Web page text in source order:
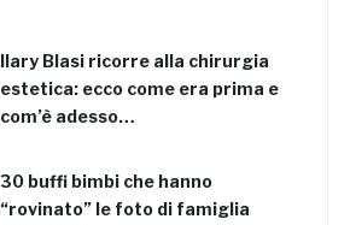
Ilary Blasi ricorre alla chirurgia
estetica: ecco come era prima e
com’è adesso…
30 buffi bimbi che hanno
“rovinato” le foto di famiglia